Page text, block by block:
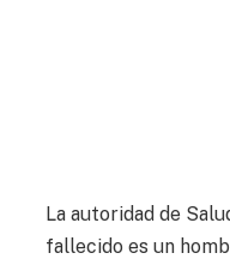
La autoridad de
fallecido es un